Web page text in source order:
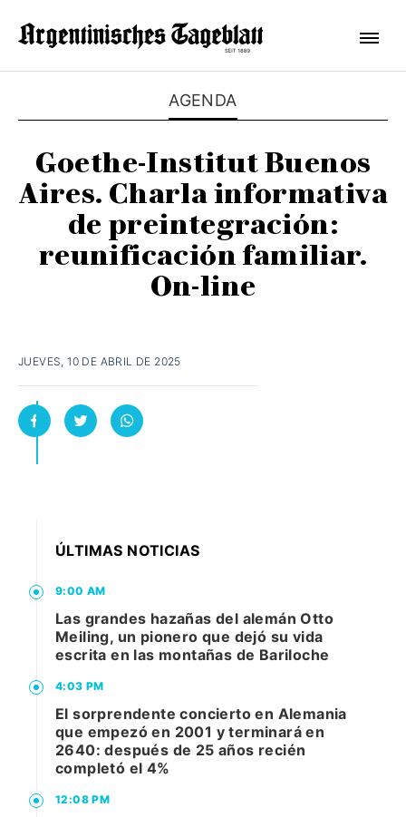
AGENDA
Goethe-Institut Buenos
Aires. Charla informativa
de preintegración:
reunificación familiar.
On-line
JUEVES, 10 DE ABRIL DE 2025
ÚLTIMAS NOTICIAS
9:00 AM
Las grandes hazañas del alemán Otto
Meiling, un pionero que dejó su vida
escrita en las montañas de Bariloche
4:03 PM
El sorprendente concierto en Alemania
que empezó en 2001 y terminará en
2640: después de 25 años recién
completó el 4%
12:08 PM